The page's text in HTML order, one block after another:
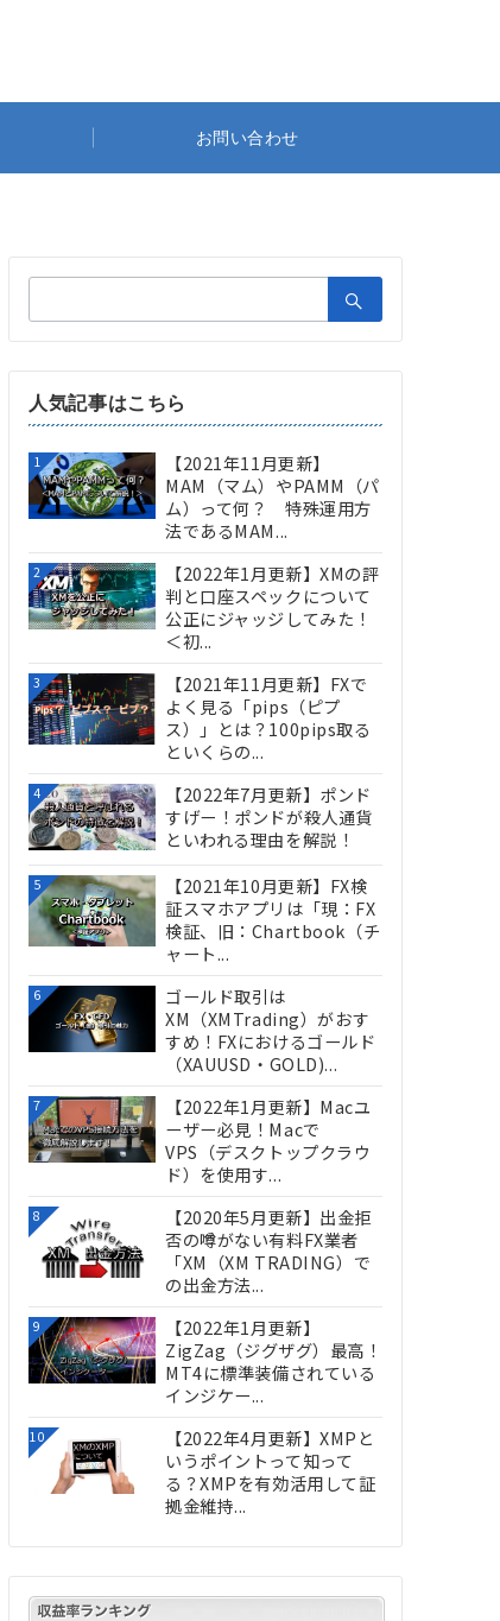
お問い合わせ
索：
人気記事はこちら
1
【2021年11月更新】
MAM（マム）やPAMM（パ
ム）って何？ 特殊運用方
法であるMAM...
2
【2022年1月更新】XMの評
判と口座スペックについて
公正にジャッジしてみた！
＜初...
3
【2021年11月更新】FXで
よく見る「pips（ピプ
ス）」とは？100pips取る
といくらの...
4
【2022年7月更新】ポンド
すげー！ポンドが殺人通貨
といわれる理由を解説！
5
【2021年10月更新】FX検
証スマホアプリは「現：FX
検証、旧：Chartbook（チ
ャート...
6
ゴールド取引は
XM（XMTrading）がおす
すめ！FXにおけるゴールド
（XAUUSD・GOLD)...
7
【2022年1月更新】Macユ
ーザー必見！Macで
VPS（デスクトップクラウ
ド）を使用す...
8
【2020年5月更新】出金拒
否の噂がない有料FX業者
「XM（XM TRADING）で
の出金方法...
9
【2022年1月更新】
ZigZag（ジグザグ）最高！
MT4に標準装備されている
インジケー...
10
【2022年4月更新】XMPと
いうポイントって知って
る？XMPを有効活用して証
拠金維持...